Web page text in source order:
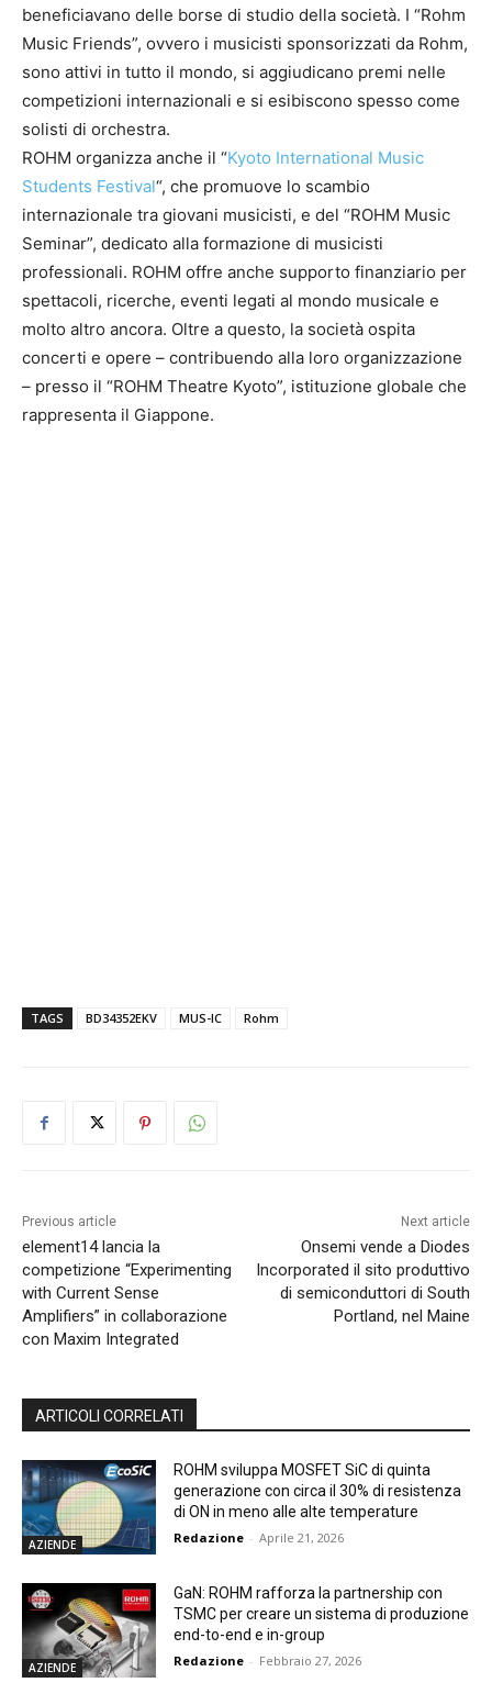
beneficiavano delle borse di studio della società. I “Rohm
Music Friends”, ovvero i musicisti sponsorizzati da Rohm,
sono attivi in tutto il mondo, si aggiudicano premi nelle
competizioni internazionali e si esibiscono spesso come
solisti di orchestra.
ROHM organizza anche il “Kyoto International Music
Students Festival“, che promuove lo scambio
internazionale tra giovani musicisti, e del “ROHM Music
Seminar”, dedicato alla formazione di musicisti
professionali. ROHM offre anche supporto finanziario per
spettacoli, ricerche, eventi legati al mondo musicale e
molto altro ancora. Oltre a questo, la società ospita
concerti e opere – contribuendo alla loro organizzazione
– presso il “ROHM Theatre Kyoto”, istituzione globale che
rappresenta il Giappone.
TAGS BD34352EKV MUS-IC Rohm
Previous article
element14 lancia la
competizione “Experimenting
with Current Sense
Amplifiers” in collaborazione
con Maxim Integrated
Next article
Onsemi vende a Diodes
Incorporated il sito produttivo
di semiconduttori di South
Portland, nel Maine
ARTICOLI CORRELATI
AZIENDE
ROHM sviluppa MOSFET SiC di quinta
generazione con circa il 30% di resistenza
di ON in meno alle alte temperature
Redazione - Aprile 21, 2026
AZIENDE
GaN: ROHM rafforza la partnership con
TSMC per creare un sistema di produzione
end-to-end e in-group
Redazione - Febbraio 27, 2026